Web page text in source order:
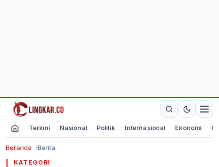
Terkini Nasional Politik Internasional Ekonomi
Beranda Berita
KATEGORI